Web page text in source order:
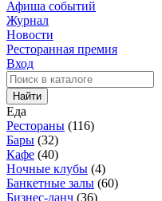
Афиша событий
Журнал
Новости
Ресторанная премия
Вход
Найти
Еда
Рестораны (116)
Бары (32)
Кафе (40)
Ночные клубы (4)
Банкетные залы (60)
Бизнес-ланч (36)